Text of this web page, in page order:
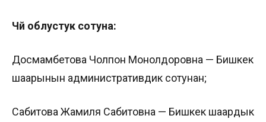
Чүй облустук сотуна:
Досмамбетова Чолпон Монолдоровна — Бишкек
шаарынын административдик сотунан;
Сабитова Жамиля Сабитовна — Бишкек шаардык